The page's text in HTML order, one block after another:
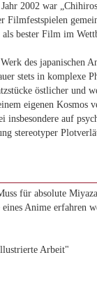
2002 war
Filmfestspielen
bester Film im
des japanischen
stets in komplexe
östlicher und
eigenen Kosmos
insbesondere auf
stereotyper
für absolute
Anime erfahren
Arbeit"